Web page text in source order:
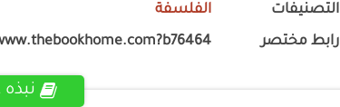
التصنيفات الفلسفة
رابط مختصر